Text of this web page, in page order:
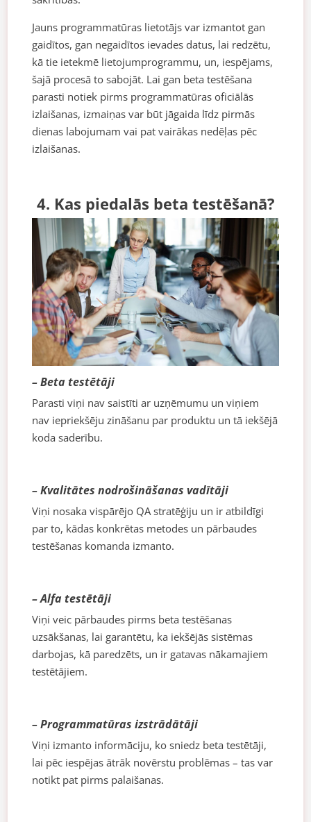
Jauns programmatūras lietotājs var izmantot gan
gaidītos, gan negaidītos ievades datus, lai redzētu,
kā tie ietekmē lietojumprogrammu, un, iespējams,
šajā procesā to sabojāt. Lai gan beta testēšana
parasti notiek pirms programmatūras oficiālās
izlaišanas, izmaiņas var būt jāgaida līdz pirmās
dienas labojumam vai pat vairākas nedēļas pēc
izlaišanas.
4. Kas piedalās beta testēšanā?
– Beta testētāji
Parasti viņi nav saistīti ar uzņēmumu un viņiem
nav iepriekšēju zināšanu par produktu un tā iekšējā
koda saderību.
– Kvalitātes nodrošināšanas vadītāji
Viņi nosaka vispārējo QA stratēģiju un ir atbildīgi
par to, kādas konkrētas metodes un pārbaudes
testēšanas komanda izmanto.
– Alfa testētāji
Viņi veic pārbaudes pirms beta testēšanas
uzsākšanas, lai garantētu, ka iekšējās sistēmas
darbojas, kā paredzēts, un ir gatavas nākamajiem
testētājiem.
– Programmatūras izstrādātāji
Viņi izmanto informāciju, ko sniedz beta testētāji,
lai pēc iespējas ātrāk novērstu problēmas – tas var
notikt pat pirms palaišanas.